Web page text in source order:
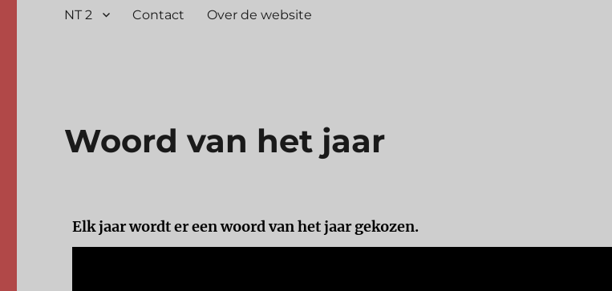
NT 2 Contact Over de website
Woord van het jaar
Elk jaar wordt er een woord van het jaar gekozen.